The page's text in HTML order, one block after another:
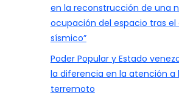
en la reconstrucción de una
ocupación del espacio tras el
sísmico”
Poder Popular y Estado
la diferencia en la atención a
terremoto